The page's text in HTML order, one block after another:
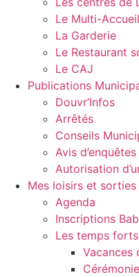
Le Multi-Accueil
La Garderie
Le Restaurant
Le CAJ
Publications
Douvr’Infos
Arrêtés
Conseils
Avis
Autorisation
Mes loisirs et sorties
Agenda
Inscriptions
Les temps forts
Vacances